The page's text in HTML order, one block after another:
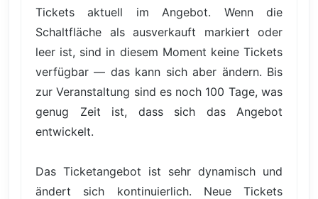
Tickets aktuell im Angebot. Wenn die
Schaltfläche als ausverkauft markiert oder
leer ist, sind in diesem Moment keine Tickets
verfügbar — das kann sich aber ändern. Bis
zur Veranstaltung sind es noch 100 Tage, was
genug Zeit ist, dass sich das Angebot
entwickelt.
Das Ticketangebot ist sehr dynamisch und
ändert sich kontinuierlich. Neue Tickets